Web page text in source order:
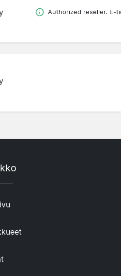
Authorized reseller. E-